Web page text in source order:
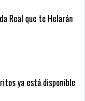
Real que te Helarán
ya está disponible